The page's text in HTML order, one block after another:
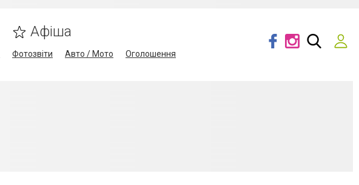
Афіша
Фотозвіти Авто / Мото Оголошення